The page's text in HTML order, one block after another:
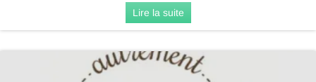
Lire la suite